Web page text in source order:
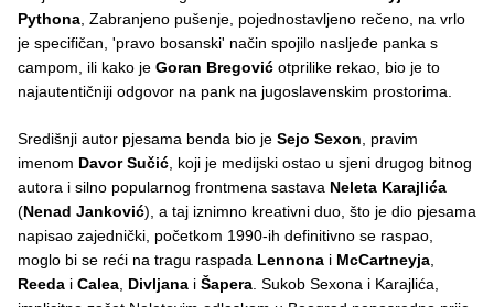
Pythona, Zabranjeno pušenje, pojednostavljeno rečeno, na vrlo
je specifičan, 'pravo bosanski' način spojilo nasljeđe panka s
campom, ili kako je Goran Bregović otprilike rekao, bio je to
najautentičniji odgovor na pank na jugoslavenskim prostorima.
Središnji autor pjesama benda bio je Sejo Sexon, pravim
imenom Davor Sučić, koji je medijski ostao u sjeni drugog bitnog
autora i silno popularnog frontmena sastava Neleta Karajlića
(Nenad Janković), a taj iznimno kreativni duo, što je dio pjesama
napisao zajednički, početkom 1990-ih definitivno se raspao,
moglo bi se reći na tragu raspada Lennona i McCartneyja,
Reeda i Calea, Divljana i Šapera. Sukob Sexona i Karajlića,